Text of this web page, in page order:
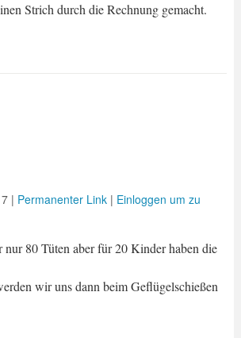
Strich durch die Rechnung gemacht.
| Permanenter Link| Einloggen um zu
nur 80 Tüten aber für 20 Kinder haben die
wir uns dann beim Geflügelschießen